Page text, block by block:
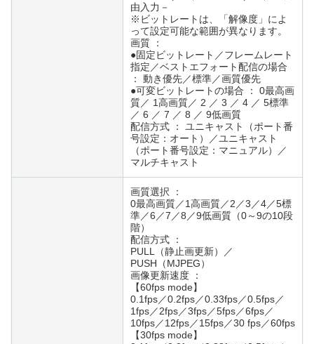
由入力－
※ビットレートは、「解像度」によ
って設定可能な範囲が異なります。
画質 ：
●固定ビットレート／フレームレート
指定／ベストエフォート配信の場合
： 動き優先／標準／画質優先
●可変ビットレートの場合 ： 0最高画
質／ 1高画質／ 2 ／ 3 ／ 4 ／ 5標準
／ 6 ／ 7 ／ 8 ／ 9低画質
配信方式 ： ユニキャスト（ポート番
号設定：オート）／ユニキャスト
（ポート番号設定：マニュアル）／
マルチキャスト
画質選択 ：
0最高画質／1高画質／2／3／4／5標
準／6／7／8／9低画質（0～9の10段
階）
配信方式 ：
PULL（静止画更新）／
PUSH（MJPEG）
画像更新速度 ：
【60fps mode】
0.1fps／0.2fps／0.33fps／0.5fps／
1fps／2fps／3fps／5fps／6fps／
10fps／12fps／15fps／30 fps／60fps
【30fps mode】